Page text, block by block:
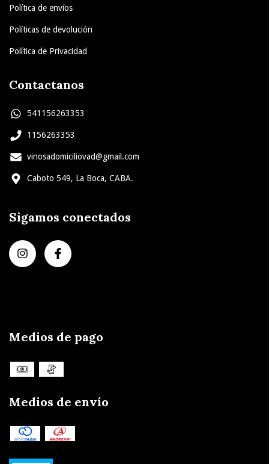
Política de envíos
Políticas de devolución
Política de Privacidad
Contactanos
541156263353
1156263353
vinosadomiciliovad@gmail.com
Caboto 549, La Boca, CABA.
Sigamos conectados
Medios de pago
Medios de envío